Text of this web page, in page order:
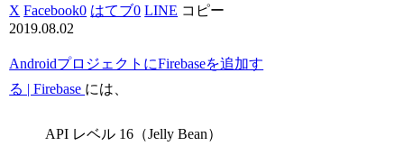
X Facebook0 はてブ0 LINE コピー
2019.08.02
AndroidプロジェクトにFirebaseを追加す
る | Firebase には、
API レベル 16（Jelly Bean）